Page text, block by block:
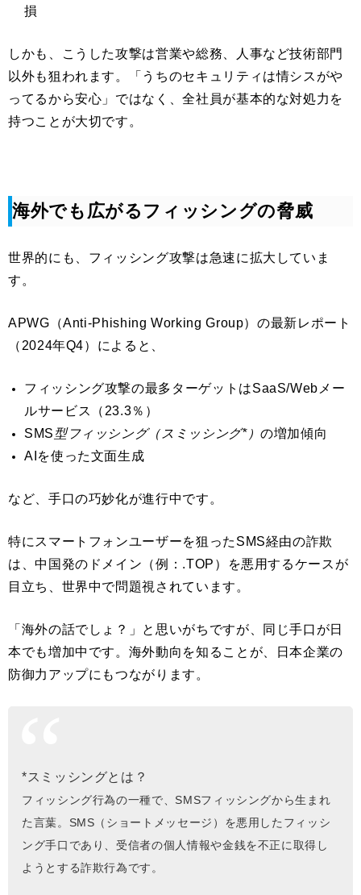
損
しかも、こうした攻撃は営業や総務、人事など技術部門
以外も狙われます。「うちのセキュリティは情シスがや
ってるから安心」ではなく、全社員が基本的な対処力を
持つことが大切です。
海外でも広がるフィッシングの脅威
世界的にも、フィッシング攻撃は急速に拡大していま
す。
APWG（Anti-Phishing Working Group）の最新レポート
（2024年Q4）によると、
フィッシング攻撃の最多ターゲットはSaaS/Webメー
ルサービス（23.3％）
SMS 型フィッシング（スミッシング*）の増加傾向
AIを使った文面生成
など、手口の巧妙化が進行中です。
特にスマートフォンユーザーを狙ったSMS経由の詐欺
は、中国発のドメイン（例：.TOP）を悪用するケースが
目立ち、世界中で問題視されています。
「海外の話でしょ？」と思いがちですが、同じ手口が日
本でも増加中です。海外動向を知ることが、日本企業の
防御力アップにもつながります。
*スミッシングとは？
フィッシング行為の一種で、SMSフィッシングから生まれ
た言葉。​​​​​​​ SMS（ショートメッセージ）を悪用したフィッシ
ング手口であり、受信者の個人情報や金銭を不正に取得し
ようとする詐欺行為です。